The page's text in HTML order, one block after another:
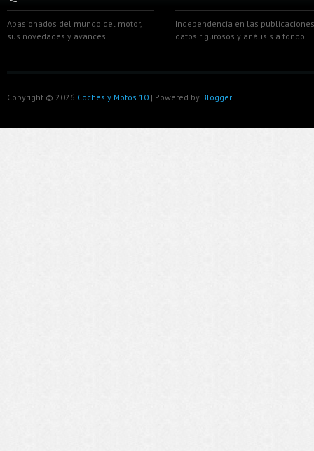
Apasionados del mundo del motor,
sus novedades y avances.
Independencia en las
datos rigurosos y análisis a fondo.
Copyright © 2026 Coches y Motos 10 | Powered by Blogger